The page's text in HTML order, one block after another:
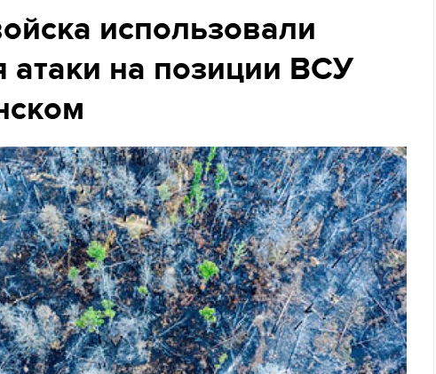
использовали
на позиции ВСУ